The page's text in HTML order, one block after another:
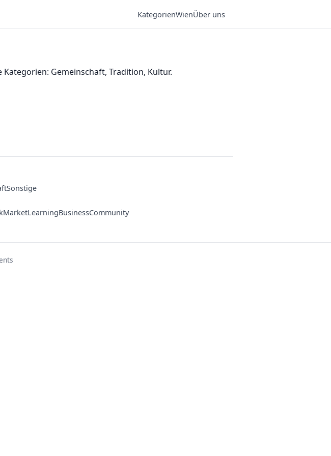
KategorienWienÜber uns
Gemeinschaft, Tradition, Kultur.
Sonstige
MarketLearningBusinessCommunity